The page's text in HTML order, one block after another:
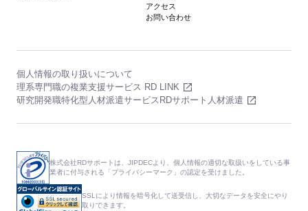
アクセス
お問い合わせ
個人情報の取り扱いについて
理系専門職の複業支援サービス RD LINK
研究開発職特化型人材派遣サービスRDサポート人材派遣
株式会社RDサポートは、JIPDECより、個人情報の適切な取扱いをしている事
業者に付与される「プライバシーマーク」の認定を受けました。
SSLにより情報を暗号化して送受信し、大切なデータを安全にやり
取りできます。